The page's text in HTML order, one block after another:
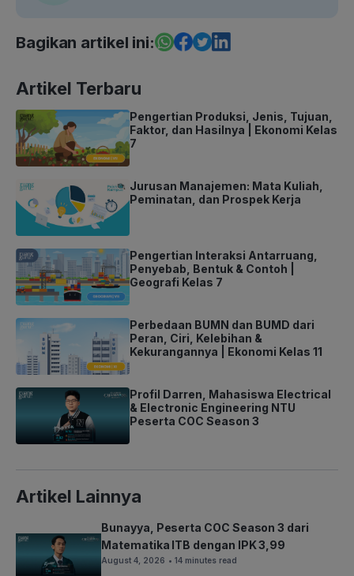
Bagikan artikel ini:
Artikel Terbaru
Pengertian Produksi, Jenis, Tujuan,
Faktor, dan Hasilnya | Ekonomi Kelas
7
Jurusan Manajemen: Mata Kuliah,
Peminatan, dan Prospek Kerja
Pengertian Interaksi Antarruang,
Penyebab, Bentuk & Contoh |
Geografi Kelas 7
Perbedaan BUMN dan BUMD dari
Peran, Ciri, Kelebihan &
Kekurangannya | Ekonomi Kelas 11
Profil Darren, Mahasiswa Electrical
& Electronic Engineering NTU
Peserta COC Season 3
Artikel Lainnya
Bunayya, Peserta COC Season 3 dari
Matematika ITB dengan IPK 3,99
August 4, 2026 • 14 minutes read